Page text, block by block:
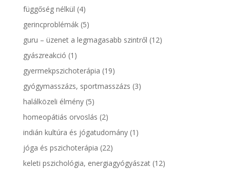
függőség nélkül (4)
gerincproblémák(5)
guru – üzenet a legmagasabb szintről (12)
gyászreakció (1)
gyermekpszichoterápia (19)
gyógymasszázs, sportmasszázs (3)
halálközeli élmény(5)
homeopátiás orvoslás (2)
indián kultúra és jógatudomány(1)
jóga és pszichoterápia (22)
keleti pszichológia, energiagyógyászat(12)